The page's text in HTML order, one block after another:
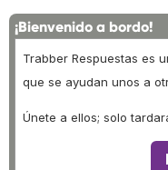
¡Bienvenido a bordo!
Trabber Respuestas es
que se ayudan unos a
Únete a ellos; solo